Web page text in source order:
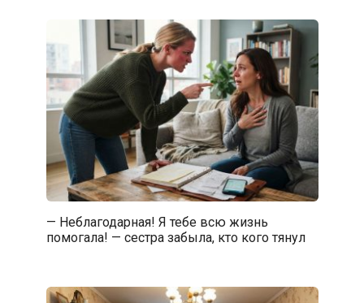
— Неблагодарная! Я тебе всю жизнь
помогала! — сестра забыла, кто кого тянул